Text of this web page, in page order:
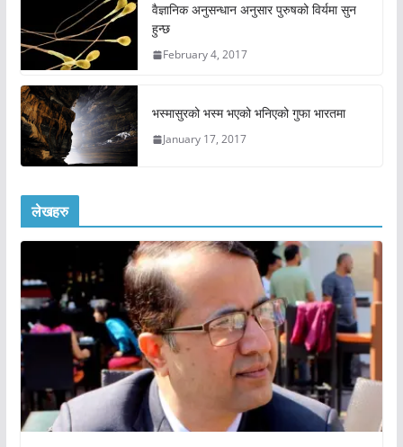
वैज्ञानिक अनुसन्धान अनुसार पुरुषको विर्यमा सुन
हुन्छ
February 4, 2017
भस्मासुरको भस्म भएको भनिएको गुफा भारतमा
January 17, 2017
लेखहरु